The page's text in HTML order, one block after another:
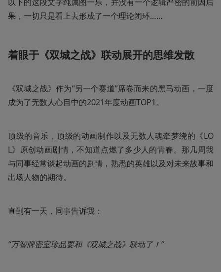
果，一切只是看上去形成了一个理论闭环……
着眼于《双城之战》联动展开的思维发散
《双城之战》作为“另一个赛道”席卷而来的黑马动画，一度
成为了无数人心目中的2021年度动画TOP1。
顶级的音乐，顶级的动画制作以及无数人魂牵梦绕的《LO
L》原创动画剧情，不知道点燃了多少人的青春。那几周我
与同事经常谈起动画的剧情，熟悉的英雄以及对未来故事和
出场人物的期待。
直到有一天，同事告诉我：
“万智牌密室珍品要和《双城之战》联动了！”